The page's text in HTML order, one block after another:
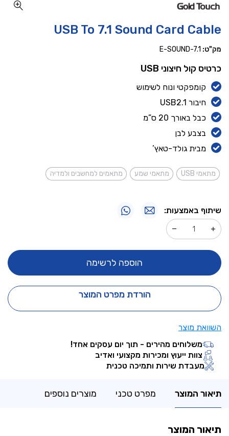
USB To 7.1 Sound Card Cable
מק"ט: E-SOUND-7.1
כרטיס קול חיצוני ‎USB‎
קומפקטי ונוח לשימוש
חיבור USB2.1
כבל באורך 20 ס”מ
בצבע לבן
מבית גולד-טאץ’
מתאמי USB מתאמי שמע מתאמים למחשבים ולמדיה
שיתוף באמצעות:
הוספה לרשימה
הורדת מפרט המוצר
השוואת מוצר
משלוחים מהירים - תוך יום עסקים אחד!
צוות ייעוץ ומכירות מקצועי ואדיב
מעבדת שירות ותמיכה טכנית
תיאור המוצר מפרט טכני מוצרים נוספים
תיאור המוצר